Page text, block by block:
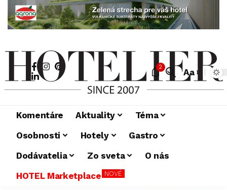
2
Aa
Komentáre Aktuality
Téma
Osobnosti
Hotely
Gastro
Dodávatelia
Zo sveta
O nás
HOTEL Marketplace NOVÉ